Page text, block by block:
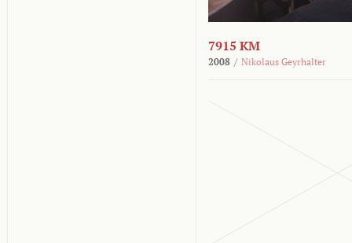
7915 KM
2008 / Nikolaus Geyrhalter